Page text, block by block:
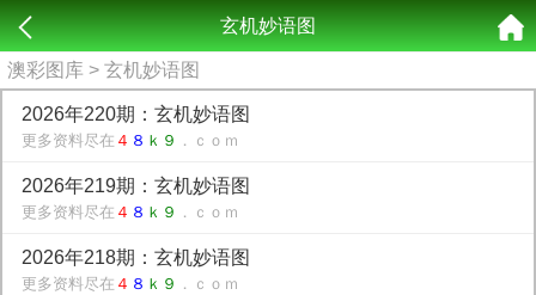
玄机妙语图
澳彩图库 > 玄机妙语图
2026年220期：玄机妙语图
更多资料尽在 ４ ８ ｋ９ ．ｃｏｍ
2026年219期：玄机妙语图
更多资料尽在 ４ ８ ｋ９ ．ｃｏｍ
2026年218期：玄机妙语图
更多资料尽在 ４ ８ ｋ９ ．ｃｏｍ